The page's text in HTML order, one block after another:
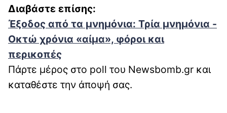
Διαβάστε επίσης:
Έξοδος από τα μνημόνια: Τρία μνημόνια -
Οκτώ χρόνια «αίμα», φόροι και
περικοπές
Πάρτε μέρος στο poll του Newsbomb.gr και
καταθέστε την άποψή σας.